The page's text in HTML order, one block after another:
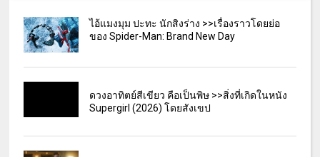
ไอ้แมงมุม ปะทะ นักสิงร่าง >>เรื่องราวโดยย่อ
ของ Spider-Man: Brand New Day
ดวงอาทิตย์สีเขียว คือเป็นพิษ >>สิ่งที่เกิดในหนัง
Supergirl (2026) โดยสังเขป